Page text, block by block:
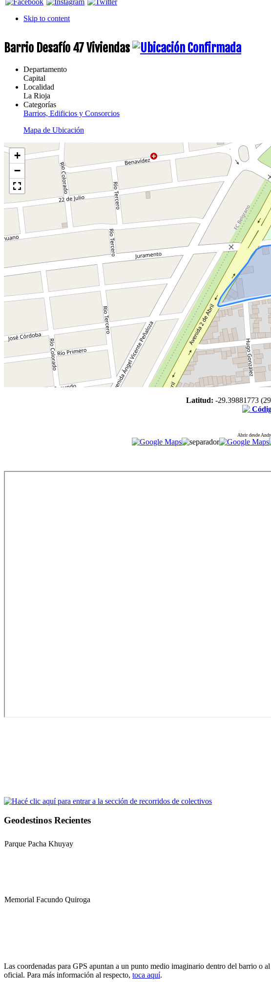
Skip to content
Barrio Desafío 47 Viviendas
Departamento
Capital
Localidad
La Rioja
Categorías
Barrios, Edificios y Consorcios
Mapa de Ubicación
+
−
Latitud: -29.39881773
Abrir desde
Geodestinos Recientes
Parque Pacha Khuyay
Memorial Facundo Quiroga
Las coordenadas para GPS apuntan a un punto medio imaginario dentro del barrio o
oficial. Para más información al respecto, toca aquí.